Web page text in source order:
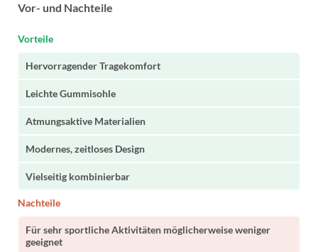
Vor- und Nachteile
Vorteile
Hervorragender Tragekomfort
Leichte Gummisohle
Atmungsaktive Materialien
Modernes, zeitloses Design
Vielseitig kombinierbar
Nachteile
Für sehr sportliche Aktivitäten möglicherweise weniger
geeignet